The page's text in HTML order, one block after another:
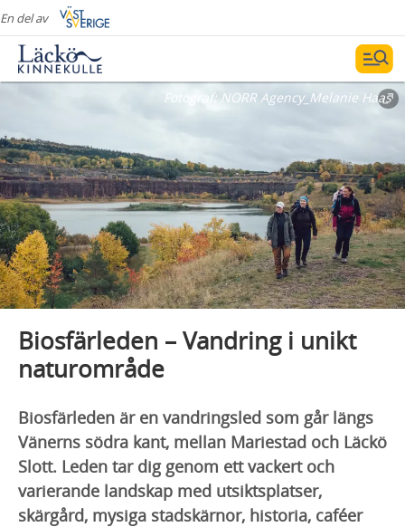
En del av
Fotograf: NORR Agency_Melanie Haas
Biosfärleden – Vandring i unikt
naturområde
Biosfärleden är en vandringsled som går längs
Vänerns södra kant, mellan Mariestad och Läckö
Slott. Leden tar dig genom ett vackert och
varierande landskap med utsiktsplatser,
skärgård, mysiga stadskärnor, historia, caféer